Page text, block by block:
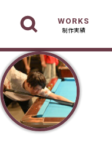
WORKS
制作実績